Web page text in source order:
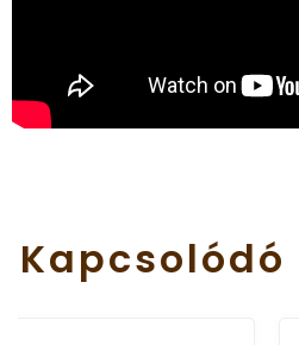
Kapcsolódó